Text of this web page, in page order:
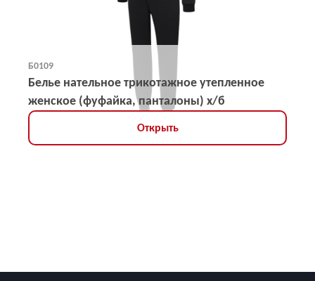
Б0109
Белье нательное трикотажное утепленное
женское (фуфайка, панталоны) х/б
Открыть